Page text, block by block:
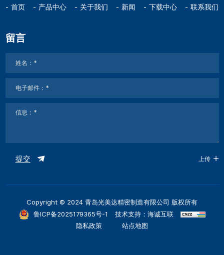
首页 产品中心 关于我们 新闻 下载中心 联系我们
留言
提交 上传
Copyright © 2024 青岛光美达精密制造有限公司 版权所有
鲁ICP备2025179365号-1
技术支持：海诚互联
隐私政策
站点地图